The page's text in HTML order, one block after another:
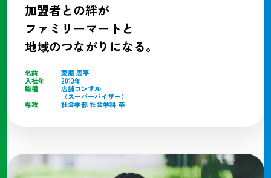
加盟者との絆が
ファミリーマートと
地域のつながりになる。
名前
栗原 周平
入社年
2013年
職種
店舗コンサル
（スーパーバイザー）
専攻
社会学部 社会学科 卒